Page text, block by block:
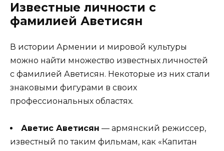
Известные личности с
фамилией Аветисян
В истории Армении и мировой культуры
можно найти множество известных личностей
с фамилией Аветисян. Некоторые из них стали
знаковыми фигурами в своих
профессиональных областях.
Аветис Аветисян — армянский режиссер,
известный по таким фильмам, как «Капитан